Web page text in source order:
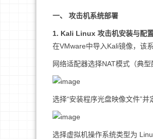
一、 攻击机系统部署
1. Kali Linux 攻击机安装与配
在VMware中导入Kali镜像，该
网络适配器选择NAT模式（典型
选择“安装程序光盘映像文件”并
选择虚拟机操作系统类型为